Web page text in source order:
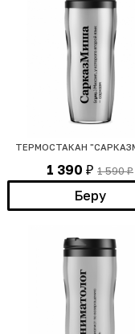
ТЕРМОСТАКАН
1 390 ₽ 1 590₽
Беру